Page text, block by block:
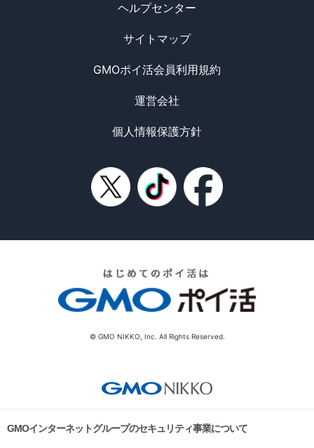
ヘルプセンター
サイトマップ
GMOポイ活会員利用規約
運営会社
個人情報保護方針
© GMO NIKKO, Inc. All Rights Reserved.
GMOインターネットグループのセキュリティ事業について